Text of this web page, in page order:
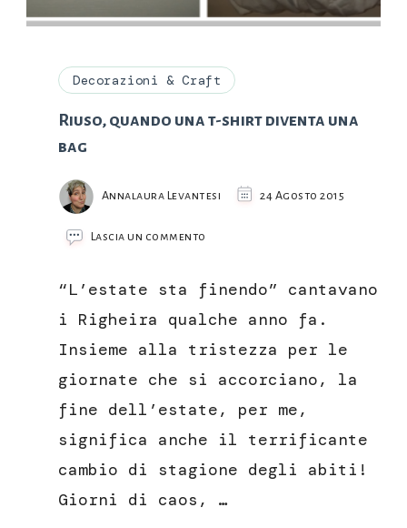
Decorazioni & Craft
Riuso, quando una t-shirt diventa una
bag
Annalaura Levantesi 24 Agosto 2015
Lascia un commento
una
diventa
bag
“L’estate sta finendo” cantavano
i Righeira qualche anno fa.
Insieme alla tristezza per le
giornate che si accorciano, la
fine dell’estate, per me,
significa anche il terrificante
cambio di stagione degli abiti!
Giorni di caos, …